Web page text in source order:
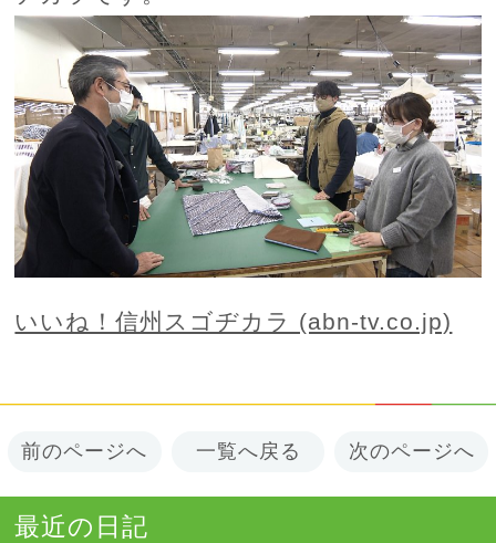
いいね！信州スゴヂカラ (abn-tv.co.jp)
前のページへ 一覧へ戻る 次のページへ
最近の日記